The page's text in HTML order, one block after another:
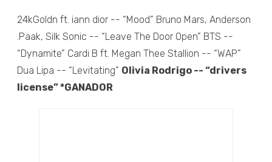
24kGoldn ft. iann dior -- “Mood” Bruno Mars, Anderson
.Paak, Silk Sonic -- “Leave The Door Open” BTS --
“Dynamite” Cardi B ft. Megan Thee Stallion -- “WAP”
Dua Lipa -- “Levitating” Olivia Rodrigo -- “drivers
license” *GANADOR